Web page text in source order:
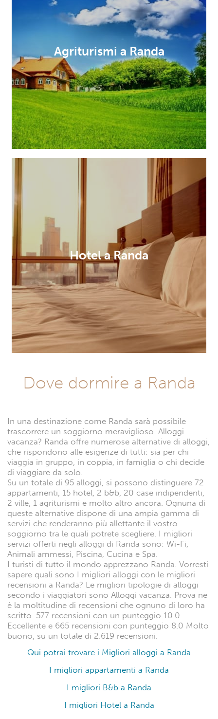
Agriturismi a Randa
Hotel a Randa
Dove dormire a Randa
In una destinazione come Randa sarà possibile
trascorrere un soggiorno meraviglioso. Alloggi
vacanza? Randa offre numerose alternative di alloggi,
che rispondono alle esigenze di tutti: sia per chi
viaggia in gruppo, in coppia, in famiglia o chi decide
di viaggiare da solo.
Su un totale di 95 alloggi, si possono distinguere 72
appartamenti, 15 hotel, 2 b&b, 20 case indipendenti,
2 ville, 1 agriturismi e molto altro ancora. Ognuna di
queste alternative dispone di una ampia gamma di
servizi che renderanno più allettante il vostro
soggiorno tra le quali potrete scegliere. I migliori
servizi offerti negli alloggi di Randa sono: Wi-Fi,
Animali ammessi, Piscina, Cucina e Spa.
I turisti di tutto il mondo apprezzano Randa. Vorresti
sapere quali sono I migliori alloggi con le migliori
recensioni a Randa? Le migliori tipologie di alloggi
secondo i viaggiatori sono Alloggi vacanza. Prova ne
è la moltitudine di recensioni che ognuno di loro ha
scritto. 577 recensioni con un punteggio 10.0
Eccellente e 665 recensioni con punteggio 8.0 Molto
buono, su un totale di 2.619 recensioni.
Qui potrai trovare i Migliori alloggi a Randa
I migliori appartamenti a Randa
I migliori B&b a Randa
I migliori Hotel a Randa